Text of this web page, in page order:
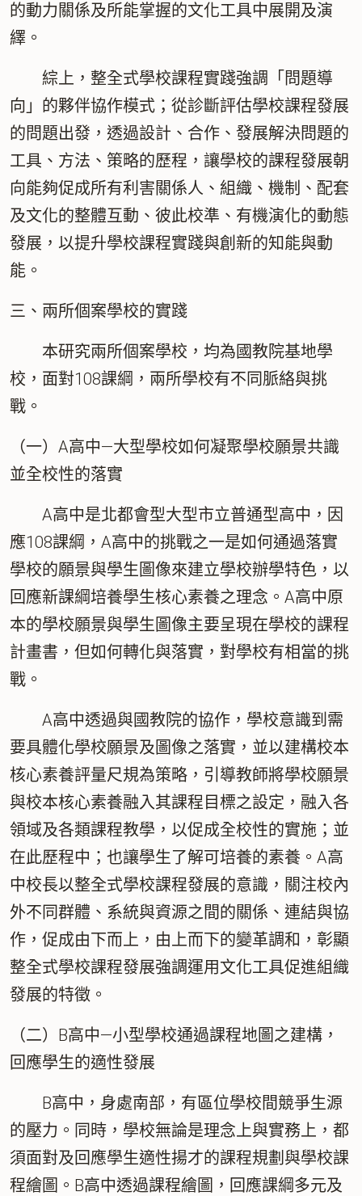
的動力關係及所能掌握的文化工具中展開及演
繹。
綜上，整全式學校課程實踐強調「問題導
向」的夥伴協作模式；從診斷評估學校課程發展
的問題出發，透過設計、合作、發展解決問題的
工具、方法、策略的歷程，讓學校的課程發展朝
向能夠促成所有利害關係人、組織、機制、配套
及文化的整體互動、彼此校準、有機演化的動態
發展，以提升學校課程實踐與創新的知能與動
能。
三、兩所個案學校的實踐
本研究兩所個案學校，均為國教院基地學
校，面對108課綱，兩所學校有不同脈絡與挑
戰。
（一）A高中—大型學校如何凝聚學校願景共識
並全校性的落實
A高中是北都會型大型市立普通型高中，因
應108課綱，A高中的挑戰之一是如何通過落實
學校的願景與學生圖像來建立學校辦學特色，以
回應新課綱培養學生核心素養之理念。A高中原
本的學校願景與學生圖像主要呈現在學校的課程
計畫書，但如何轉化與落實，對學校有相當的挑
戰。
A高中透過與國教院的協作，學校意識到需
要具體化學校願景及圖像之落實，並以建構校本
核心素養評量尺規為策略，引導教師將學校願景
與校本核心素養融入其課程目標之設定，融入各
領域及各類課程教學，以促成全校性的實施；並
在此歷程中；也讓學生了解可培養的素養。A高
中校長以整全式學校課程發展的意識，關注校內
外不同群體、系統與資源之間的關係、連結與協
作，促成由下而上，由上而下的變革調和，彰顯
整全式學校課程發展強調運用文化工具促進組織
發展的特徵。
（二）B高中—小型學校通過課程地圖之建構，
回應學生的適性發展
B高中，身處南部，有區位學校間競爭生源
的壓力。同時，學校無論是理念上與實務上，都
須面對及回應學生適性揚才的課程規劃與學校課
程繪圖。B高中透過課程繪圖，回應課綱多元及